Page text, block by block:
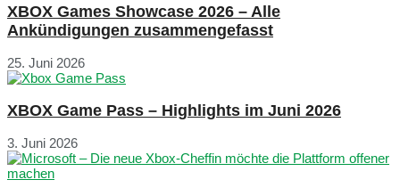
XBOX Games Showcase 2026 – Alle
Ankündigungen zusammengefasst
25. Juni 2026
XBOX Game Pass – Highlights im Juni 2026
3. Juni 2026